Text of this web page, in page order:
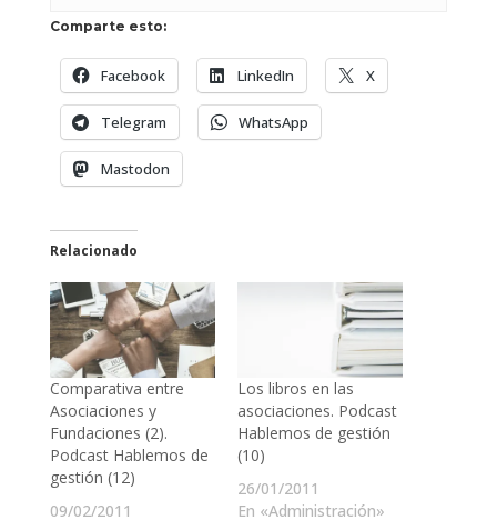
Comparte esto:
Facebook LinkedIn X
Telegram WhatsApp
Mastodon
Relacionado
Comparativa entre
Asociaciones y
Fundaciones (2).
Podcast Hablemos de
gestión (12)
09/02/2011
Los libros en las
asociaciones. Podcast
Hablemos de gestión
(10)
26/01/2011
En «Administración»